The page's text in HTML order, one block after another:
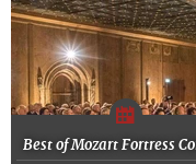
Best of Mozart Fortress